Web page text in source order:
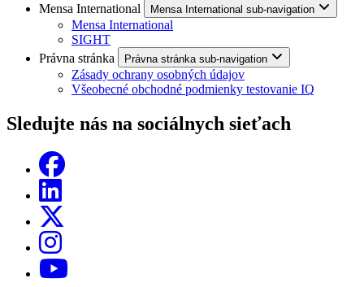
Mensa International
Mensa International sub-navigation
Mensa International
SIGHT
Právna stránka
Právna stránka sub-navigation
Zásady ochrany osobných údajov
Všeobecné obchodné podmienky testovanie IQ
Sledujte nás na sociálnych sieťach